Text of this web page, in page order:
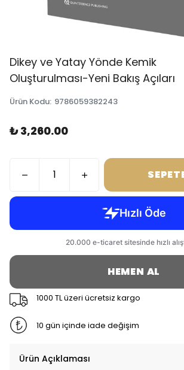
Dikey ve Yatay Yönde Kemik
Oluşturulması-Yeni Bakış Açıları
Ürün Kodu: 9786059382243
₺ 3,260.00
HEMEN AL
1000 TL üzeri ücretsiz kargo
10 gün içinde iade değişim
Ürün Açıklaması